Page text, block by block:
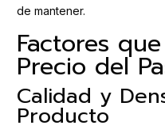
de mantener.
Factores
Precio del
Calidad y
Producto